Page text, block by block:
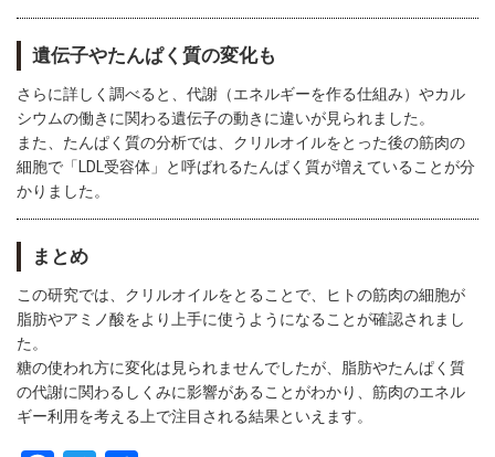
遺伝子やたんぱく質の変化も
さらに詳しく調べると、代謝（エネルギーを作る仕組み）やカル
シウムの働きに関わる遺伝子の動きに違いが見られました。
また、たんぱく質の分析では、クリルオイルをとった後の筋肉の
細胞で「LDL受容体」と呼ばれるたんぱく質が増えていることが分
かりました。
まとめ
この研究では、クリルオイルをとることで、ヒトの筋肉の細胞が
脂肪やアミノ酸をより上手に使うようになることが確認されまし
た。
糖の使われ方に変化は見られませんでしたが、脂肪やたんぱく質
の代謝に関わるしくみに影響があることがわかり、筋肉のエネル
ギー利用を考える上で注目される結果といえます。